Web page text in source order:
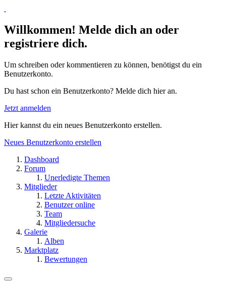
Willkommen! Melde dich an oder
registriere dich.
Um schreiben oder kommentieren zu können, benötigst du ein
Benutzerkonto.
Du hast schon ein Benutzerkonto? Melde dich hier an.
Jetzt anmelden
Hier kannst du ein neues Benutzerkonto erstellen.
Neues Benutzerkonto erstellen
Dashboard
Forum
Unerledigte Themen
Mitglieder
Letzte Aktivitäten
Benutzer online
Team
Mitgliedersuche
Galerie
Alben
Marktplatz
Bewertungen